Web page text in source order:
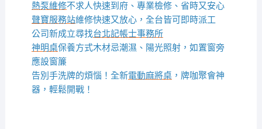
熱泵維修不求人快速到府、專業檢修、省時又安心
聲寶服務站維修快速又放心，全台皆可即時派工
公司新成立尋找台北記帳士事務所
神明桌保養方式木材忌潮濕、陽光照射，如置窗旁
應設窗簾
告別手洗牌的煩惱！全新電動麻將桌，牌咖聚會神
器，輕鬆開戰！